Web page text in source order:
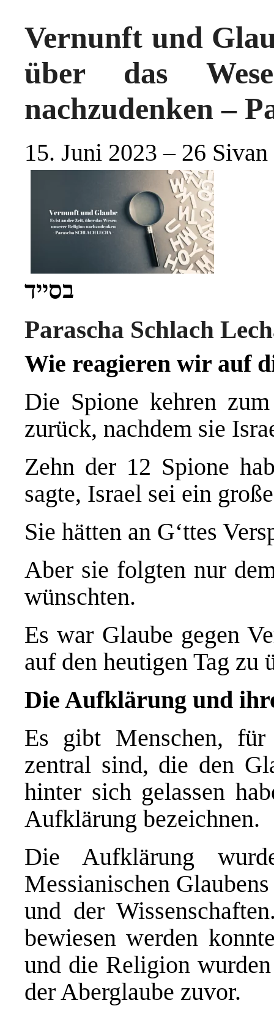
Vernunft und
über das
nachzudenken –
15. Juni 2023 – 26
בסייד
Parascha Schlach
Wie reagieren wir auf
Die Spione kehren
zurück, nachdem sie
Zehn der 12 Spione
sagte, Israel sei ein
Sie hätten an G‘ttes
Aber sie folgten nur
wünschten.
Es war Glaube gegen
auf den heutigen Tag zu
Die Aufklärung und
Es gibt Menschen,
zentral sind, die den
hinter sich gelassen
Aufklärung bezeichnen.
Die Aufklärung
Messianischen
und der
bewiesen werden
und die Religion
der Aberglaube zuvor.